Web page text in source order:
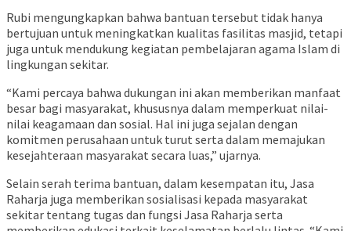
Rubi mengungkapkan bahwa bantuan tersebut tidak hanya
bertujuan untuk meningkatkan kualitas fasilitas masjid, tetapi
juga untuk mendukung kegiatan pembelajaran agama Islam di
lingkungan sekitar.
“Kami percaya bahwa dukungan ini akan memberikan manfaat
besar bagi masyarakat, khususnya dalam memperkuat nilai-
nilai keagamaan dan sosial. Hal ini juga sejalan dengan
komitmen perusahaan untuk turut serta dalam memajukan
kesejahteraan masyarakat secara luas,” ujarnya.
Selain serah terima bantuan, dalam kesempatan itu, Jasa
Raharja juga memberikan sosialisasi kepada masyarakat
sekitar tentang tugas dan fungsi Jasa Raharja serta